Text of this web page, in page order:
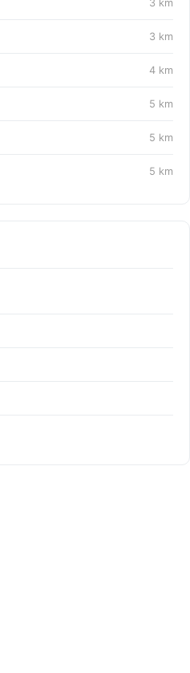
3 km
3 km
4 km
5 km
5 km
5 km